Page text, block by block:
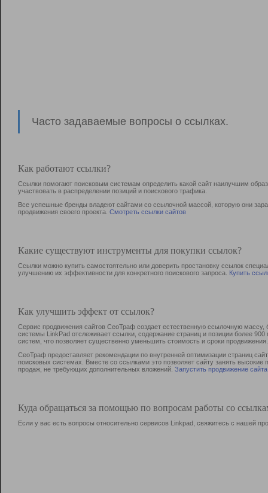
Часто задаваемые вопросы о ссылках.
Как работают ссылки?
Ссылки помогают поисковым системам определить какой сайт наилучшим
участвовать в раcпределении позиций и поискового трафика.
Все успешные бренды владеют сайтами со ссылочной массой, которую они
продвижения своего проекта. Смотреть ссылки сайтов
Какие существуют инструменты для покупки ссылок?
Ссылки можно купить самостоятельно или доверить простановку ссылок
улучшению их эффективности для конкретного поискового запроса. Купить
Как улучшить эффект от ссылок?
Сервис продвижения сайтов СеоТраф создает естественную ссылочную
системы LinkPad отслеживает ссылки, содержание страниц и позиции более
систем, что позволяет существенно уменьшить стоимость и сроки продвижения.
СеоТраф предоставляет рекомендации по внутренней оптимизации страниц
поисковых системах. Вместе со ссылками это позволяет сайту занять
продаж, не требующих дополнительных вложений. Запустить продвижение сайта
Куда обращаться за помощью по вопросам работы со
Если у вас есть вопросы относительно сервисов Linkpad, свяжитесь с нашей